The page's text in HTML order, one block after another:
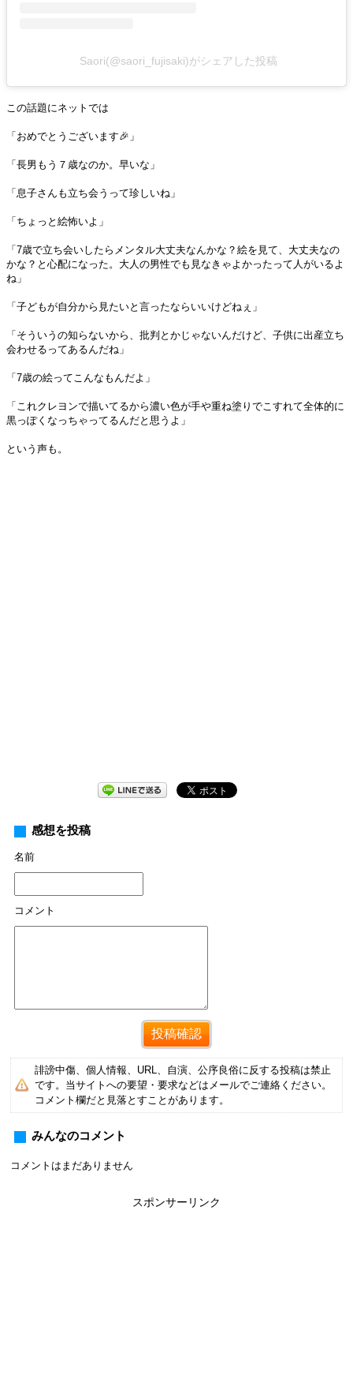
Saori(@saori_fujisaki)がシェアした投稿
この話題にネットでは
「おめでとうございます🎉」
「長男もう７歳なのか。早いな」
「息子さんも立ち会うって珍しいね」
「ちょっと絵怖いよ」
「7歳で立ち会いしたらメンタル大丈夫なんかな？絵を見て、大丈夫なの
かな？と心配になった。大人の男性でも見なきゃよかったって人がいるよ
ね」
「子どもが自分から見たいと言ったならいいけどねぇ」
「そういうの知らないから、批判とかじゃないんだけど、子供に出産立ち
会わせるってあるんだね」
「7歳の絵ってこんなもんだよ」
「これクレヨンで描いてるから濃い色が手や重ね塗りでこすれて全体的に
黒っぽくなっちゃってるんだと思うよ」
という声も。
感想を投稿
名前
コメント
誹謗中傷、個人情報、URL、自演、公序良俗に反する投稿は禁止
です。当サイトへの要望・要求などはメールでご連絡ください。
コメント欄だと見落とすことがあります。
みんなのコメント
コメントはまだありません
スポンサーリンク